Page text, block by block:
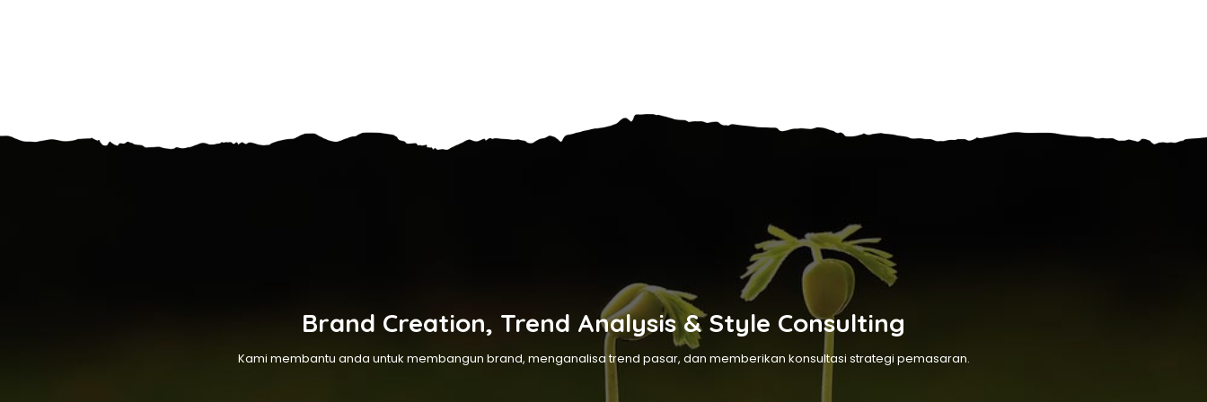
Brand Creation, Trend Analysis & Style Consulting
Kami membantu anda untuk membangun brand, menganalisa trend pasar, dan memberikan konsultasi strategi pemasaran.